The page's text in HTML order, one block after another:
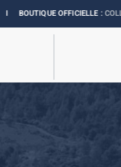
OFFICIELLE :COLLECTION